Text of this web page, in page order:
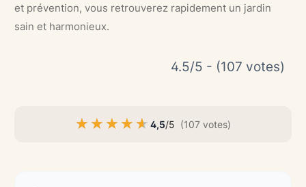
et prévention, vous retrouverez rapidement un jardin
sain et harmonieux.
4.5/5 - (107 votes)
★★★★★
★★★★★ 4,5/5 (107 votes)